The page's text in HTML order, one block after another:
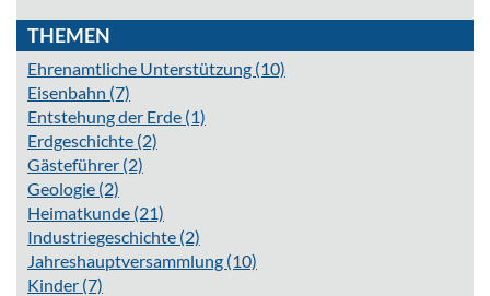
THEMEN
Ehrenamtliche Unterstützung (10)
Eisenbahn (7)
Entstehung der Erde (1)
Erdgeschichte (2)
Gästeführer (2)
Geologie (2)
Heimatkunde (21)
Industriegeschichte (2)
Jahreshauptversammlung (10)
Kinder (7)